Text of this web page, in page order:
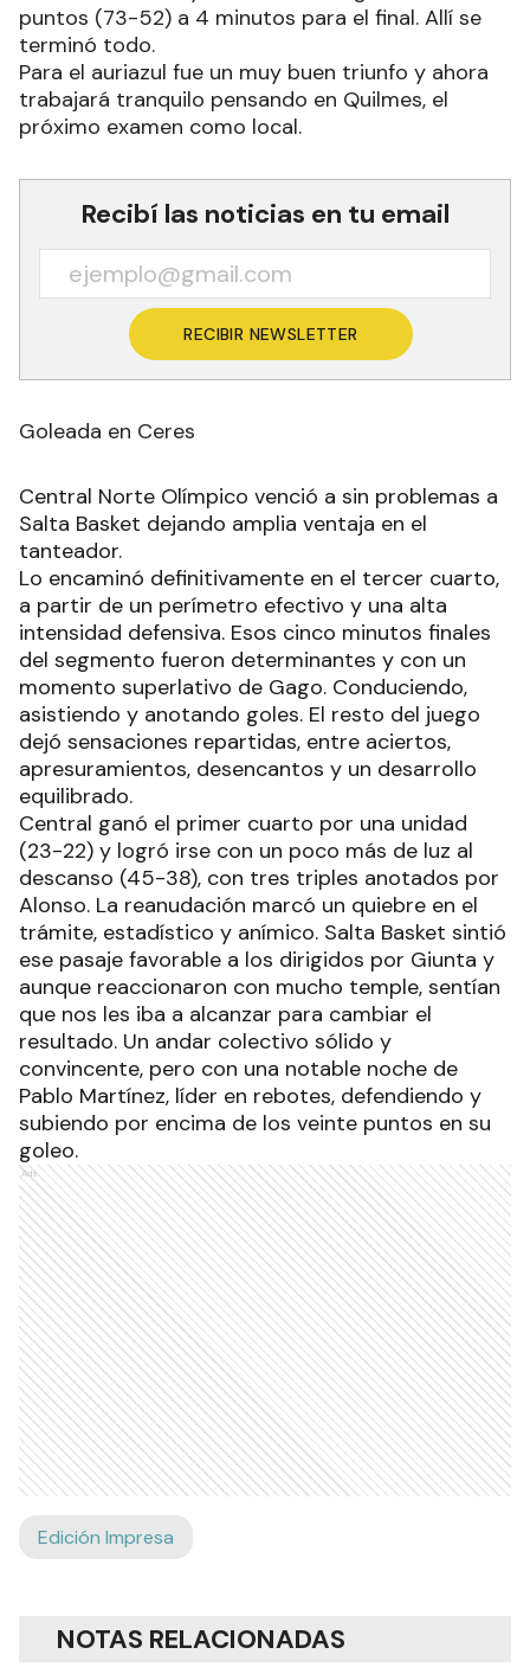
puntos (73-52) a 4 minutos para el final. Allí se
terminó todo.
Para el auriazul fue un muy buen triunfo y ahora
trabajará tranquilo pensando en Quilmes, el
próximo examen como local.
Recibí las noticias en tu email
RECIBIR NEWSLETTER
Goleada en Ceres
Central Norte Olímpico venció a sin problemas a
Salta Basket dejando amplia ventaja en el
tanteador.
Lo encaminó definitivamente en el tercer cuarto,
a partir de un perímetro efectivo y una alta
intensidad defensiva. Esos cinco minutos finales
del segmento fueron determinantes y con un
momento superlativo de Gago. Conduciendo,
asistiendo y anotando goles. El resto del juego
dejó sensaciones repartidas, entre aciertos,
apresuramientos, desencantos y un desarrollo
equilibrado.
Central ganó el primer cuarto por una unidad
(23-22) y logró irse con un poco más de luz al
descanso (45-38), con tres triples anotados por
Alonso. La reanudación marcó un quiebre en el
trámite, estadístico y anímico. Salta Basket sintió
ese pasaje favorable a los dirigidos por Giunta y
aunque reaccionaron con mucho temple, sentían
que nos les iba a alcanzar para cambiar el
resultado. Un andar colectivo sólido y
convincente, pero con una notable noche de
Pablo Martínez, líder en rebotes, defendiendo y
subiendo por encima de los veinte puntos en su
goleo.
Ads
Edición Impresa
NOTAS RELACIONADAS